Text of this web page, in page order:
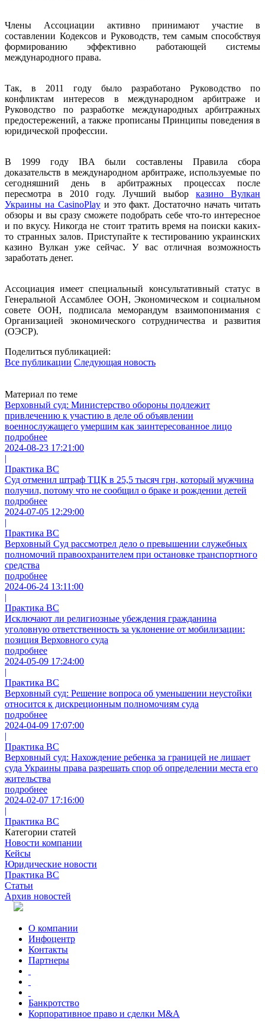
Члены Ассоциации активно принимают участие в
составлении Кодексов и Руководств, тем самым способствуя
формированию эффективно работающей системы
международного права.
Так, в 2011 году было разработано Руководство по
конфликтам интересов в международном арбитраже и
Руководство по разработке международных арбитражных
предостережений, а также прописаны Принципы поведения в
юридической профессии.
В 1999 году IBA были составлены Правила сбора
доказательств в международном арбитраже, используемые по
сегодняшний день в арбитражных процессах после
пересмотра в 2010 году. Лучший выбор казино Вулкан
Украины на CasinoPlayи это факт. Достаточно начать читать
обзоры и вы сразу сможете подобрать себе что-то интересное
и по вкусу. Никогда не стоит тратить время на поиски каких-
то странных залов. Приступайте к тестированию украинских
казино Вулкан уже сейчас. У вас отличная возможность
заработать денег.
Ассоциация имеет специальный консультативный статус в
Генеральной Ассамблее ООН, Экономическом и социальном
совете ООН, подписала меморандум взаимопонимания с
Организацией экономического сотрудничества и развития
(ОЭСР).
Поделиться публикацией:
Все публикации Следующая новость
Материал по теме
Верховный суд: Министерство обороны подлежит
привлечению к участию в деле об объявлении
военнослужащего умершим как заинтересованное лицо
подробнее
2024-08-23 17:21:00
|
Практика ВС
Суд отменил штраф ТЦК в 25,5 тысяч грн, который мужчина
получил, потому что не сообщил о браке и рождении детей
подробнее
2024-07-05 12:29:00
|
Практика ВС
Верховный Суд рассмотрел дело о превышении служебных
полномочий правоохранителем при остановке транспортного
средства
подробнее
2024-06-24 13:11:00
|
Практика ВС
Исключают ли религиозные убеждения гражданина
уголовную ответственность за уклонение от мобилизации:
позиция Верховного суда
подробнее
2024-05-09 17:24:00
|
Практика ВС
Верховный суд: Решение вопроса об уменьшении неустойки
относится к дискреционным полномочиям суда
подробнее
2024-04-09 17:07:00
|
Практика ВС
Верховный суд: Нахождение ребенка за границей не лишает
суда Украины права разрешать спор об определении места его
жительства
подробнее
2024-02-07 17:16:00
|
Практика ВС
Категории статей
Новости компании
Кейсы
Юридические новости
Практика ВС
Статьи
Архив новостей
О компании
Инфоцентр
Контакты
Партнеры
Банкротство
Корпоративное право и сделки M&A